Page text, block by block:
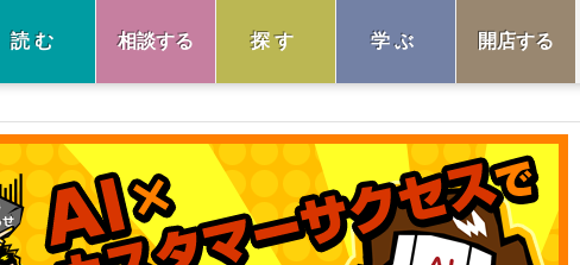
読む 相談する 探す 学ぶ 開店する